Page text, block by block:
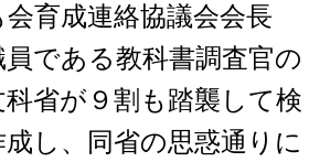
育成連絡協議会会長
である教科書調査官の
省が９割も踏襲して検
し、同省の思惑通りに